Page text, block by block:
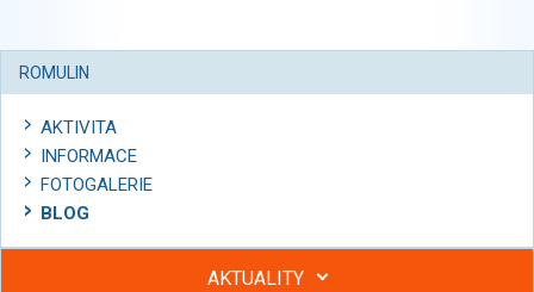
ROMULIN
AKTIVITA
INFORMACE
FOTOGALERIE
BLOG
AKTUALITY